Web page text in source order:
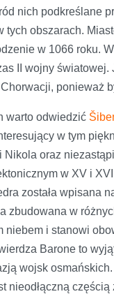
nich podkreślane
tych obszarach.
w 1066 roku.
II wojny światowej.
ponieważ
warto odwiedzić
w tym
oraz
w XV i
została wpisana
zbudowana w
niebem i stanowi
Barone to
wojsk
nieodłączną